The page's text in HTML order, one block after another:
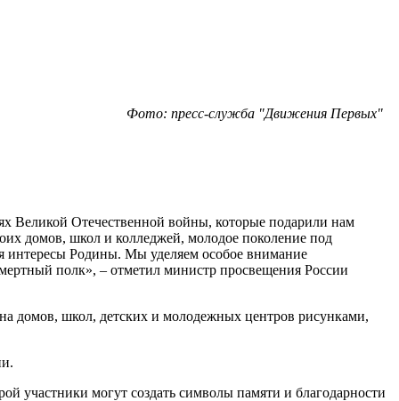
Фото: пресс-служба "Движения Первых"
Великой Отечественной войны, которые подарили нам
домов, школ и колледжей, молодое поколение под
интересы Родины. Мы уделяем особое внимание
полк», – отметил министр просвещения России
домов, школ, детских и молодежных центров рисунками,
участники могут создать символы памяти и благодарности